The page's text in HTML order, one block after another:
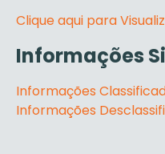
Clique aqui para
Informações
Informações
Informações